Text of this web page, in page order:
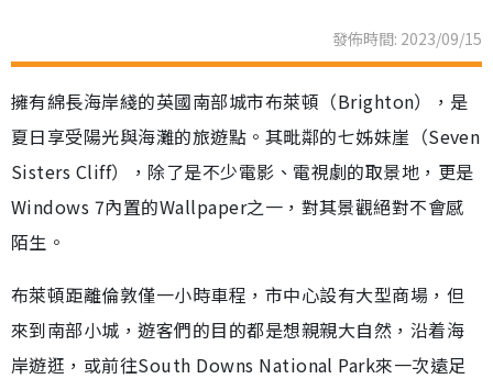
發佈時間: 2023/09/15
擁有綿長海岸綫的英國南部城市布萊頓（Brighton），是
夏日享受陽光與海灘的旅遊點。其毗鄰的七姊妹崖（Seven
Sisters Cliff），除了是不少電影、電視劇的取景地，更是
Windows 7內置的Wallpaper之一，對其景觀絕對不會感
陌生。
布萊頓距離倫敦僅一小時車程，市中心設有大型商場，但
來到南部小城，遊客們的目的都是想親親大自然，沿着海
岸遊逛，或前往South Downs National Park來一次遠足